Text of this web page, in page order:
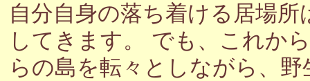
自分自身の落ち着ける居場
してきます。 でも、これか
らの島を転々としながら、